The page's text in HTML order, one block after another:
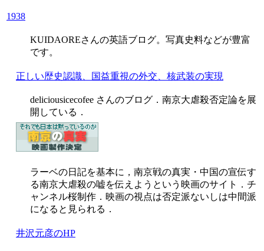
1938
KUIDAOREさんの英語ブログ。写真史料などが豊富
です。
正しい歴史認識、国益重視の外交、核武装の実現
deliciousicecofee さんのブログ．南京大虐殺否定論を展
開している．
ラーベの日記を基本に，南京戦の真実・中国の宣伝す
る南京大虐殺の嘘を伝えようという映画のサイト．チ
ャンネル桜制作．映画の視点は否定派ないしは中間派
になると見られる．
井沢元彦のHP